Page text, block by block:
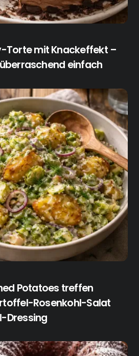
Torte mit Knackeffekt –
einfach
Potatoes treffen
Rosenkohl-Salat
Dressing